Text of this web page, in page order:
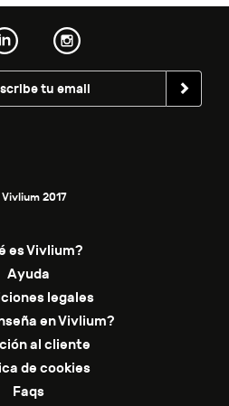
2017
es Vivlium?
Ayuda
legales
en Vivlium?
al cliente
de cookies
Faqs